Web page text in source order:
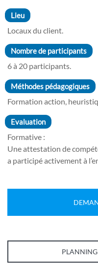
Lieu
Locaux du client.
Nombre de participants
6 à 20 participants.
Méthodes pédagogiques
Formation action,
Evaluation
Formative :
Une attestation de
a participé activement à